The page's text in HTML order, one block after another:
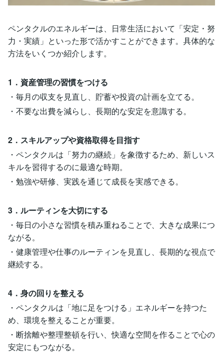
ペンタクルのエネルギーは、日常生活において「安定・努
力・実績」といった形で活かすことができます。具体的な
方法をいくつか紹介します。
1．資産管理の習慣をつける
・毎月の収支を見直し、貯蓄や投資の計画を立てる。
・不要な出費を減らし、長期的な安定を意識する。
2．スキルアップや資格取得を目指す
・ペンタクルは「努力の継続」を象徴するため、新しいス
キルを習得するのに最適な時期。
・勉強や研修、実践を通じて成長を実感できる。
3．ルーティンを大切にする
・毎日の小さな習慣を積み重ねることで、大きな成果につ
ながる。
・健康管理や仕事のルーティンを見直し、長期的な視点で
継続する。
4．身の回りを整える
・ペンタクルは「地に足をつける」エネルギーを持つた
め、環境を整えることが重要。
・断捨離や整理整頓を行い、快適な空間を作ることで心の
安定にもつながる。